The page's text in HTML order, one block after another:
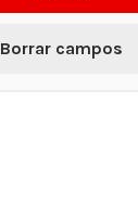
Borrar campos